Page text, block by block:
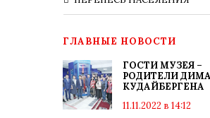
ГЛАВНЫЕ НОВОСТИ
ГОСТИ МУЗЕЯ –
РОДИТЕЛИ
КУДАЙБЕРГЕНА
11.11.2022 в 14:12